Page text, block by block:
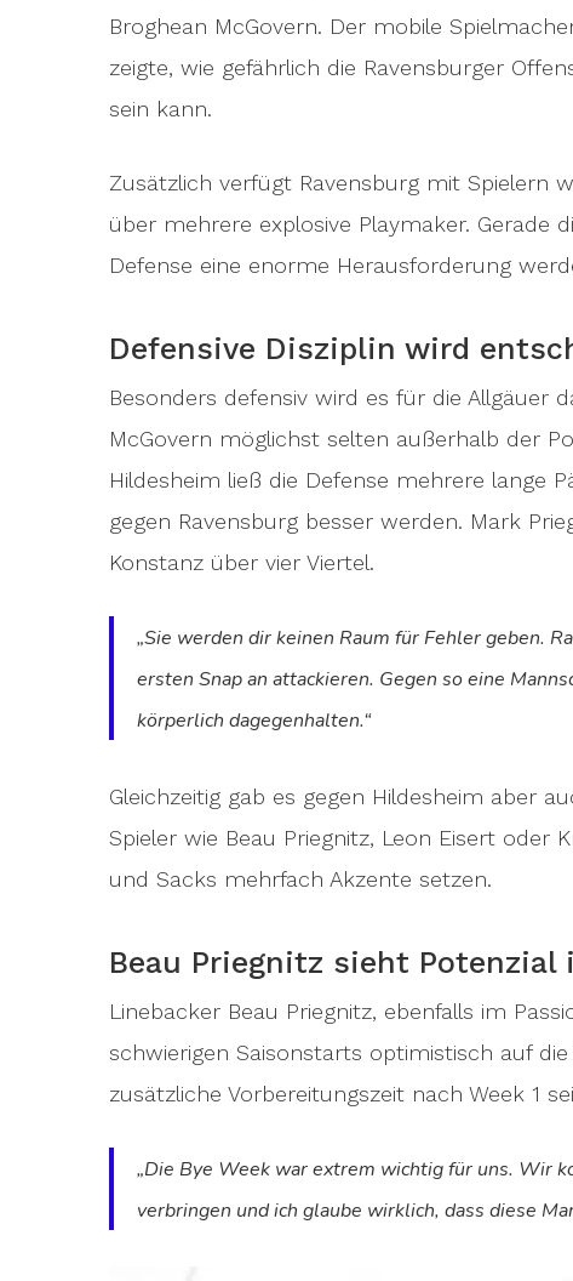
Broghean McGovern. Der mobile
zeigte, wie gefährlich die Ravensburger
sein kann.
Zusätzlich verfügt Ravensburg mit Spielern
über mehrere explosive Playmaker. Gerade
Defense eine enorme Herausforderung
Defensive Disziplin wird
Besonders defensiv wird es für die Allgäuer
McGovern möglichst selten außerhalb der
Hildesheim ließ die Defense mehrere lange
gegen Ravensburg besser werden. Mark
Konstanz über vier Viertel.
„Sie werden dir keinen Raum für Fehler geben.
ersten Snap an attackieren. Gegen so eine
körperlich dagegenhalten.“
Gleichzeitig gab es gegen Hildesheim aber
Spieler wie Beau Priegnitz, Leon Eisert oder
und Sacks mehrfach Akzente setzen.
Beau Priegnitz sieht Potenzial
Linebacker Beau Priegnitz, ebenfalls im
schwierigen Saisonstarts optimistisch auf
zusätzliche Vorbereitungszeit nach Week 1
„Die Bye Week war extrem wichtig für uns. Wir
verbringen und ich glaube wirklich, dass diese